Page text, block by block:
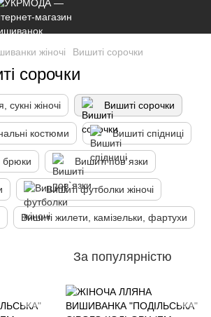
жіночі Вишиті сорочки
сорочки
сукні жіночі Вишиті сорочки
костюми Вишиті спідниці
брюки Вишиті пов`язки
Вишиті футболки жіночі
Вишиті жилети, камізельки, фартухи
За популярністю